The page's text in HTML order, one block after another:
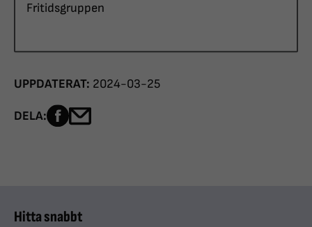
Fritidsgruppen
UPPDATERAT: 2024-03-25
DELA: Dela sidan på Facebook
Hitta snabbt